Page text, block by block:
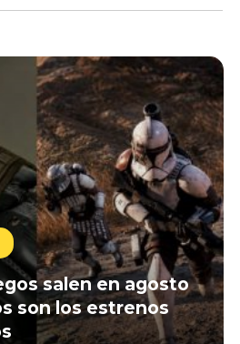
salen en agosto
son los estrenos